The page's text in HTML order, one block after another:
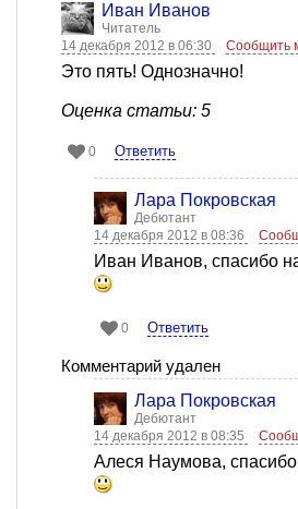
Иван Иванов
Читатель
14 декабря 2012 в 06:30
Сообщить
Это пять! Однозначно!
Оценка статьи: 5
0 Ответить
Лара Покровская
Дебютант
14 декабря 2012 в 08:36
Иван Иванов, спасибо
0 Ответить
Комментарий удален
Лара Покровская
Дебютант
14 декабря 2012 в 08:35
Алеся Наумова,